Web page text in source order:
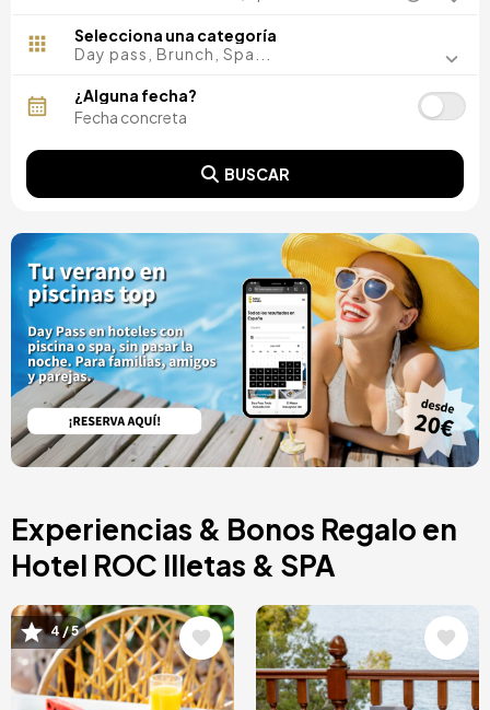
Málaga, España
Costa del Sol, España
Tarragona, España
Tenerife, España
Alicante, España
Pontevedra, España
Lisboa, Portugal
Menorca, España
Girona, España
Gran Canaria, España
Roma, Italia
Valencia, España
Granada, España
Oporto, Portugal
Punta Cana, República Dominicana
Cáceres, España
Asturias, España
Bilbao, España
Cancún, México
Ámsterdam, Países Bajos
Selecciona una categoría
Day pass, Brunch, Spa...
¿Alguna fecha?
BUSCAR
Experiencias & Bonos Regalo en
Hotel ROC Illetas & SPA
Image
4 / 5 Image